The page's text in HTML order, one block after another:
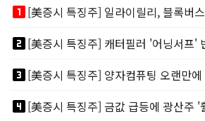
looks_one
looks_two
looks_3
looks_4